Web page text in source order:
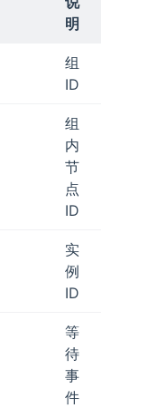
明
组
ID
组
内
节
点
ID
实
例
ID
等
待
事
件